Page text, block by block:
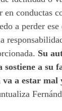
en conductas
a perder
Su
sostiene a su
va a estar mal